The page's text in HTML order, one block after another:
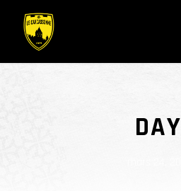
DAY